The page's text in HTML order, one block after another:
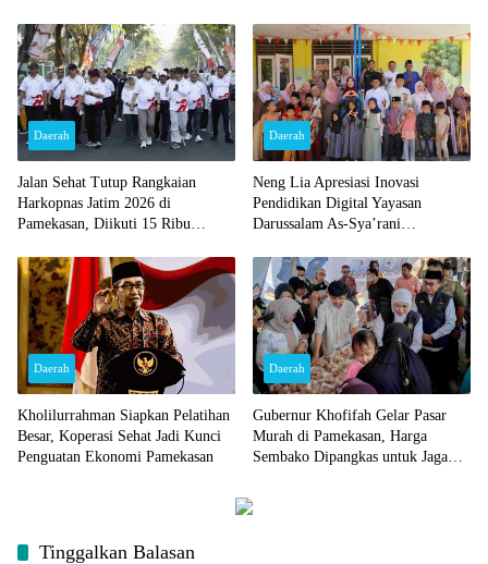
Daerah
Jalan Sehat Tutup Rangkaian
Harkopnas Jatim 2026 di
Pamekasan, Diikuti 15 Ribu
Daerah
Neng Lia Apresiasi Inovasi
Pendidikan Digital Yayasan
Darussalam As-Sya’rani
Daerah
Kholilurrahman Siapkan Pelatihan
Besar, Koperasi Sehat Jadi Kunci
Penguatan Ekonomi Pamekasan
Daerah
Gubernur Khofifah Gelar Pasar
Murah di Pamekasan, Harga
Sembako Dipangkas untuk Jaga
Tinggalkan Balasan